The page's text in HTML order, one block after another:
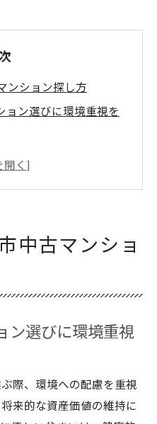
ンション探し方
ョン選びに環境重視を
時の環境に優しいチェ
さで選ぶ宝塚市中古マ
境配慮型中古マンショ
テナブルな暮らし
めるサステナブルな
戸建ての選び方とリノ
中古マンショ
ン選びに環境重視
際、環境への配慮を重視
来的な資産価値の維持に